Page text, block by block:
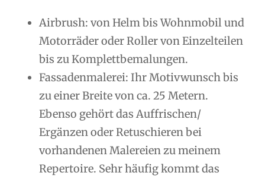
Airbrush: von Helm bis Wohnmobil und
Motorräder oder Roller von Einzelteilen
bis zu Komplettbemalungen.
Fassadenmalerei: Ihr Motivwunsch bis
zu einer Breite von ca. 25 Metern.
Ebenso gehört das Auffrischen/
Ergänzen oder Retuschieren bei
vorhandenen Malereien zu meinem
Repertoire. Sehr häufig kommt das